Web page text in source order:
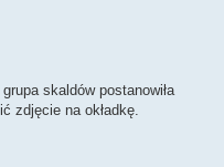
skaldów postanowiła
zdjęcie na okładkę.